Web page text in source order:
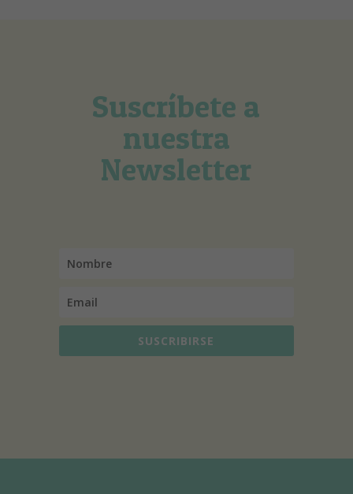
Suscríbete a
nuestra
Newsletter
SUSCRIBIRSE